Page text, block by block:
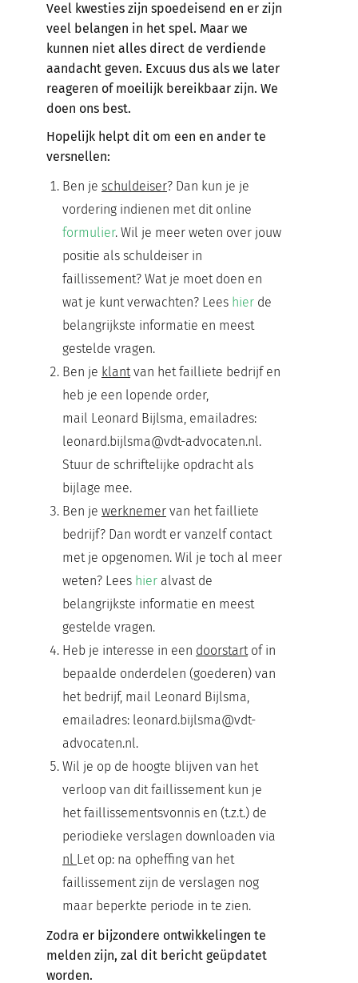
Veel kwesties zijn spoedeisend en er zijn
veel belangen in het spel. Maar we
kunnen niet alles direct de verdiende
aandacht geven. Excuus dus als we later
reageren of moeilijk bereikbaar zijn. We
doen ons best.
Hopelijk helpt dit om een en ander te
versnellen:
Ben je schuldeiser? Dan kun je je
vordering indienen met dit online
formulier. Wil je meer weten over jouw
positie als schuldeiser in
faillissement? Wat je moet doen en
wat je kunt verwachten? Lees hier de
belangrijkste informatie en meest
gestelde vragen.
Ben je klantvan het failliete bedrijf en
heb je een lopende order,
mail Leonard Bijlsma, emailadres:
leonard.bijlsma@vdt-advocaten.nl.
Stuur de schriftelijke opdracht als
bijlage mee.
Ben je werknemer van het failliete
bedrijf? Dan wordt er vanzelf contact
met je opgenomen. Wil je toch al meer
weten? Lees hier alvast de
belangrijkste informatie en meest
gestelde vragen.
Heb je interesse in een doorstartof in
bepaalde onderdelen (goederen) van
het bedrijf, mail Leonard Bijlsma,
emailadres: leonard.bijlsma@vdt-
advocaten.nl.
Wil je op de hoogte blijven van het
verloop van dit faillissement kun je
het faillissementsvonnis en (t.z.t.) de
periodieke verslagen downloaden via
nl Let op: na opheffing van het
faillissement zijn de verslagen nog
maar beperkte periode in te zien.
Zodra er bijzondere ontwikkelingen te
melden zijn, zal dit bericht geüpdatet
worden.